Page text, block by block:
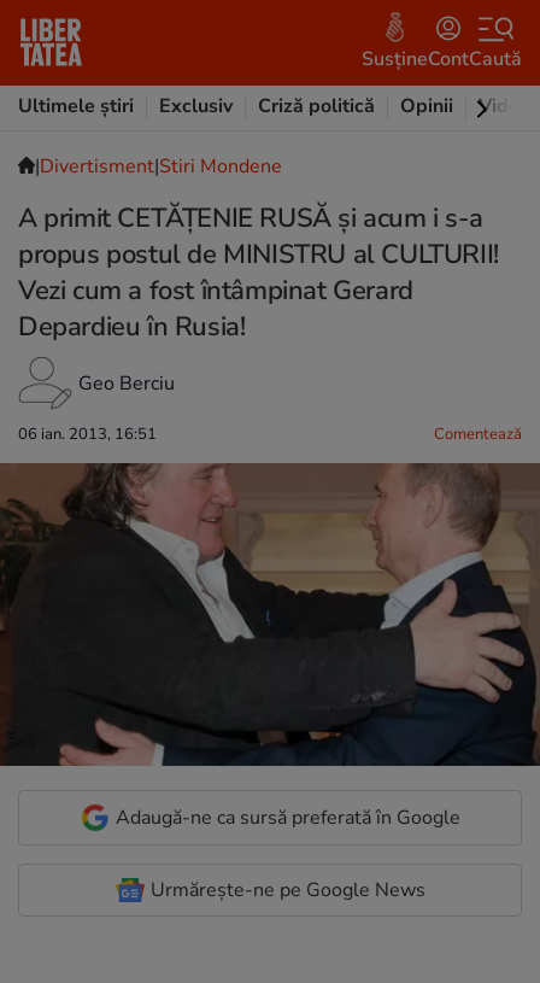
SusțineContCaută
Ultimele știri
Exclusiv Criză politică Opinii Video
|Divertisment|Stiri Mondene
A primit CETĂŢENIE RUSĂ şi acum i s-a
propus postul de MINISTRU al CULTURII!
Vezi cum a fost întâmpinat Gerard
Depardieu în Rusia!
Geo Berciu
06 ian. 2013, 16:51 Comentează
Adaugă-ne ca sursă preferată în Google
Urmărește-ne pe Google News